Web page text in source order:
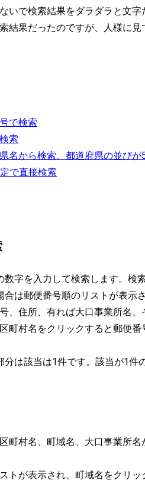
いで検索結果をダラダラと文
結果だったのですが、人様に
で検索
索
名から検索、都道府県の並び
で直接検索
字を入力して検索します。検
は郵便番号順のリストが表示
、住所、有れば大口事業所名、
町村名をクリックすると郵便
は該当は1件です。該当が1件
町村名、町域名、大口事業所
トが表示され、町域名をクリッ